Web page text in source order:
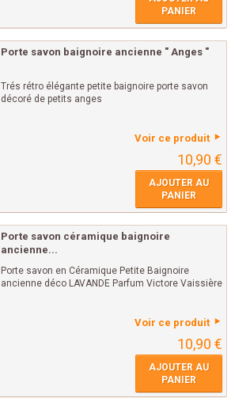
PANIER
Porte savon baignoire ancienne " Anges "
Trés rétro élégante petite baignoire porte savon
décoré de petits anges
Voir ce produit
10,90 €
AJOUTER AU
PANIER
Porte savon céramique baignoire
ancienne...
Porte savon en Céramique Petite Baignoire
ancienne déco LAVANDE Parfum Victore Vaissière
Voir ce produit
10,90 €
AJOUTER AU
PANIER